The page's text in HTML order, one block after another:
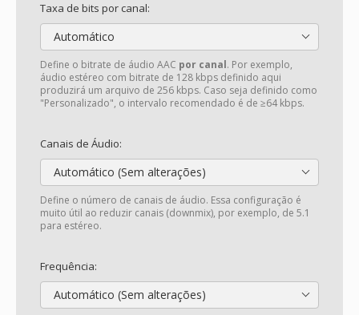
Taxa de bits por canal:
Automático
Define o bitrate de áudio AAC por canal. Por exemplo,
áudio estéreo com bitrate de 128 kbps definido aqui
produzirá um arquivo de 256 kbps. Caso seja definido como
"Personalizado", o intervalo recomendado é de ≥64 kbps.
Canais de Áudio:
Automático (Sem alterações)
Define o número de canais de áudio. Essa configuração é
muito útil ao reduzir canais (downmix), por exemplo, de 5.1
para estéreo.
Frequência:
Automático (Sem alterações)